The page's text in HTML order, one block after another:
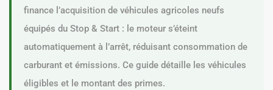
finance l’acquisition de véhicules agricoles neufs
équipés du Stop & Start : le moteur s’éteint
automatiquement à l’arrêt, réduisant consommation de
carburant et émissions. Ce guide détaille les véhicules
éligibles et le montant des primes.